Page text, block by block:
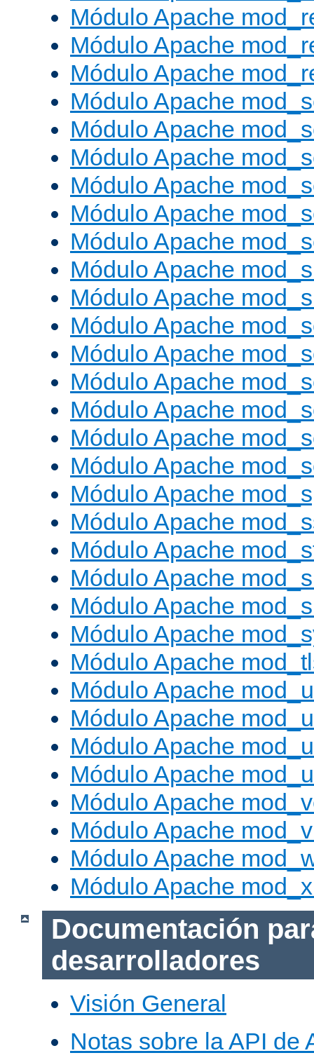
Módulo Apache
Módulo Apache
Módulo Apache
Módulo Apache
Módulo Apache
Módulo Apache
Módulo Apache
Módulo Apache
Módulo Apache
Módulo Apache
Módulo Apache
Módulo Apache
Módulo Apache
Módulo Apache
Módulo Apache
Módulo Apache
Módulo Apache
Módulo Apache
Módulo Apache
Módulo Apache
Módulo Apache
Módulo Apache
Módulo Apache
Módulo Apache
Módulo Apache
Módulo Apache
Módulo Apache
Módulo Apache
Módulo Apache
Módulo Apache
Módulo Apache
Módulo Apache
Documentación
desarrolladores
Visión General
Notas sobre la API de